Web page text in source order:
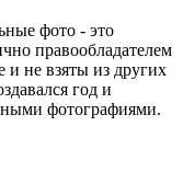
фото - это
правообладателем
и не взяты из других
год и
фотографиями.